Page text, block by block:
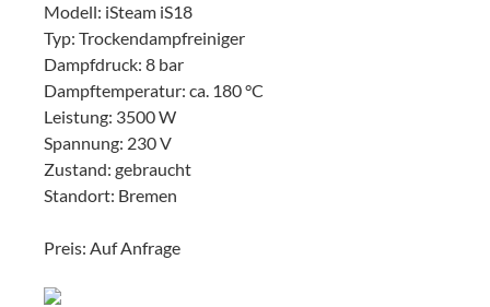
Modell: iSteam iS18
Typ: Trockendampfreiniger
Dampfdruck: 8 bar
Dampftemperatur: ca. 180 °C
Leistung: 3500 W
Spannung: 230 V
Zustand: gebraucht
Standort: Bremen
Preis: Auf Anfrage